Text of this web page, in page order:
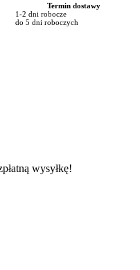
Termin dostawy
1-2 dni robocze
do 5 dni roboczych
wysyłkę!